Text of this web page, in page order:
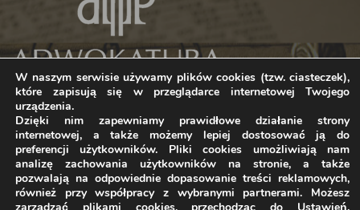
Home O kancelarii Polityka prywatności
W naszym serwisie używamy plików cookies (tzw. ciasteczek),
które zapisują się w przeglądarce internetowej Twojego
urządzenia.
Dzięki nim zapewniamy prawidłowe działanie strony
internetowej, a także możemy lepiej dostosować ją do
preferencji użytkowników. Pliki cookies umożliwiają nam
analizę zachowania użytkowników na stronie, a także
pozwalają na odpowiednie dopasowanie treści reklamowych,
również przy współpracy z wybranymi partnerami. Możesz